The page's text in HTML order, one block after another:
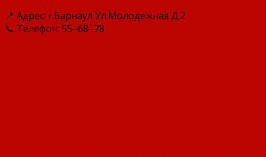
📍 Адрес: г.Барнаул Ул.Молодежная Д.2
📞 Телефон: 55‒68‒78